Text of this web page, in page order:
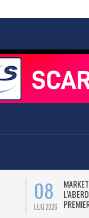
08
LUG 2026